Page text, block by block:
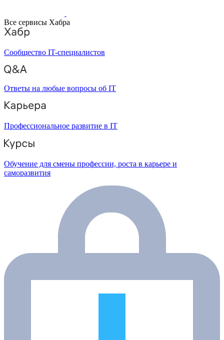
Все сервисы Хабра
Сообщество IT-специалистов
Ответы на любые вопросы об IT
Профессиональное развитие в IT
Обучение для смены профессии, роста в карьере и
саморазвития